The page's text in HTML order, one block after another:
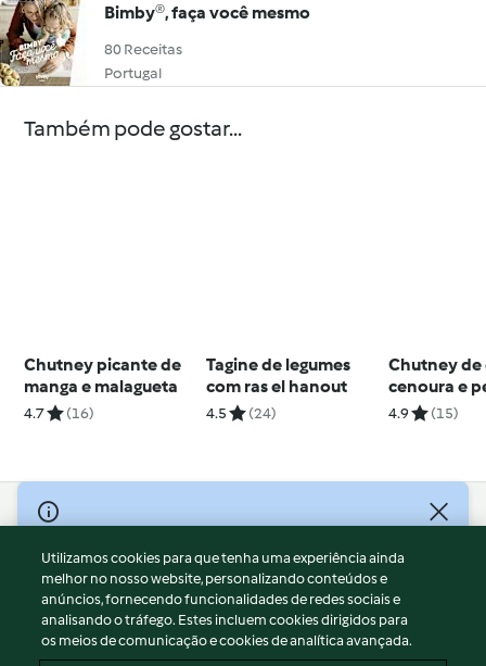
Bimby®, faça você mesmo
80 Receitas
Portugal
Também pode gostar...
Chutney picante de
manga e malagueta
4.7 (16)
Tagine de legumes
com ras el hanout
4.5 (24)
Chutney de
cenoura e
4.9 (15)
© Copyright 2026
Termos de Utilização
Aviso sobre Proteção de Dados
Aviso
Apoio legal
Utilizamos cookies para que tenha uma experiência ainda
melhor no nosso website, personalizando conteúdos e
anúncios, fornecendo funcionalidades de redes sociais e
analisando o tráfego. Estes incluem cookies dirigidos para
os meios de comunicação e cookies de analítica avançada.